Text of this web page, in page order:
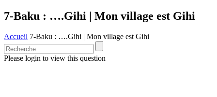
7-Baku : ….Gihi | Mon village est Gihi
Accueil 7-Baku : ….Gihi | Mon village est Gihi
Please login to view this question